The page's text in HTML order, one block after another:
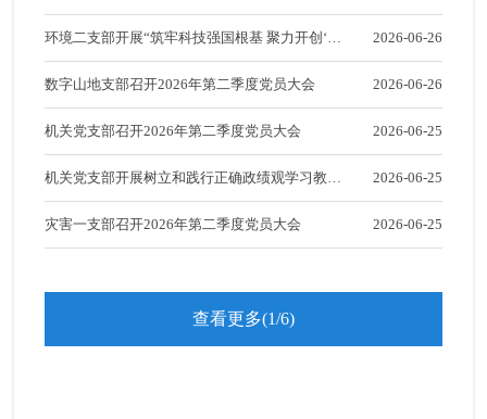
党风廉政
群团统战
环境二支部开展“筑牢科技强国根基 聚力开创‘十
五五’”系列主题党日活动
2026-06-26
数字山地支部召开2026年第二季度党员大会 2026-06-26
机关党支部召开2026年第二季度党员大会 2026-06-25
机关党支部开展树立和践行正确政绩观学习教育
工作交流主题党日活动
2026-06-25
灾害一支部召开2026年第二季度党员大会 2026-06-25
查看更多(1/6)